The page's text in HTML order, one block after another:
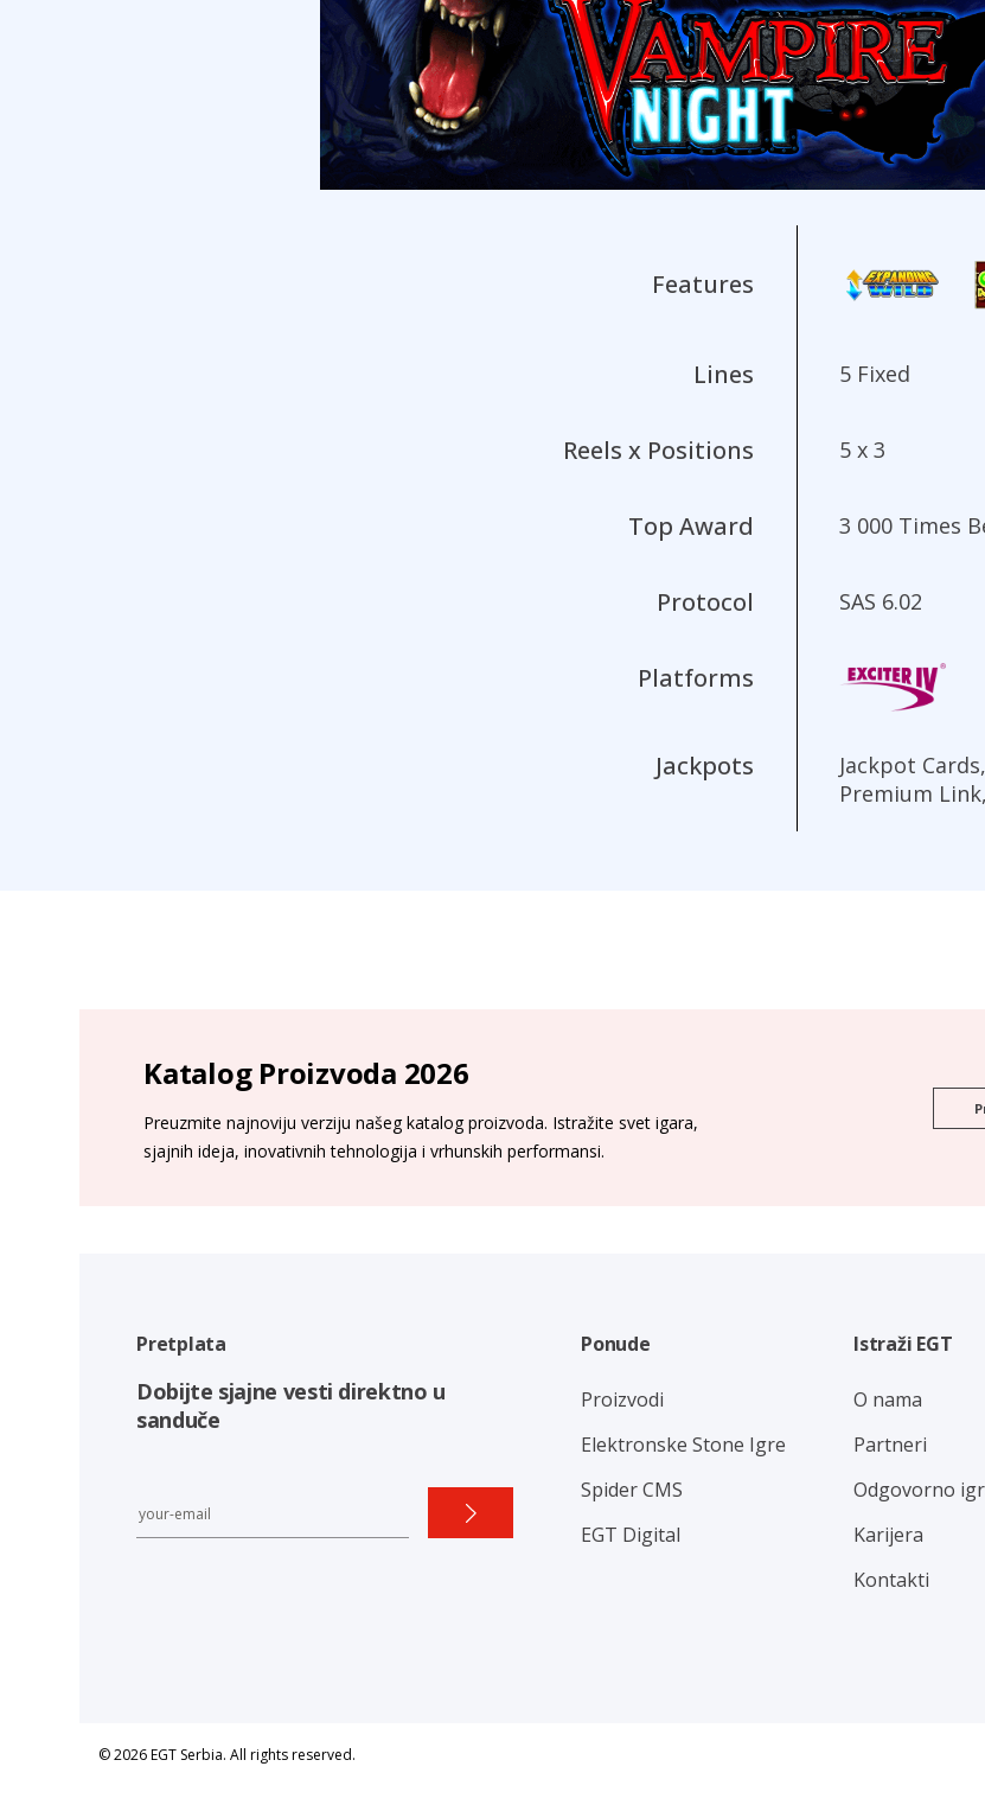
Features
Lines 5 Fixed
Reels x Positions 5 x 3
Top Award 3 000 Times
Protocol SAS 6.02
Platforms
Jackpots
Jackpot
Premium
Katalog Proizvoda 2026
Preuzmite najnoviju verziju našeg katalog proizvoda. Istražite svet igara,
sjajnih ideja, inovativnih tehnologija i vrhunskih performansi.
Pretplata
Dobijte sjajne vesti direktno u
sanduče
Ponude
Proizvodi
Elektronske Stone Igre
Spider CMS
EGT Digital
Istraži EGT
O nama
Partneri
Odgovorno
Karijera
Kontakti
© 2026 EGT Serbia. All rights reserved.